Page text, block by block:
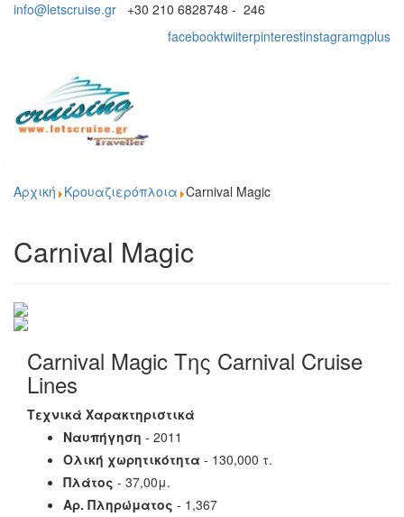
info@letscruise.gr
+30 210 6828748 - 246
facebooktwiiterpinterestinstagramgplus
Αρχική Κρουαζιερόπλοια Carnival Magic
Carnival Magic
Carnival Magic Της Carnival Cruise
Lines
Τεχνικά Χαρακτηριστικά
Ναυπήγηση - 2011
Ολική χωρητικότητα - 130,000 τ.
Πλάτος - 37,00μ.
Αρ. Πληρώματος - 1,367